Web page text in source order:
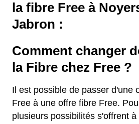
la fibre Free à
Jabron :
Comment changer
la Fibre chez Free ?
Il est possible de passer d'une
Free à une offre fibre Free.
plusieurs possibilités s'offrent à